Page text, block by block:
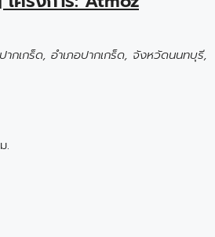
ากเกร็ด, อำเภอปากเกร็ด, จังหวัดนนทบุรี,
.